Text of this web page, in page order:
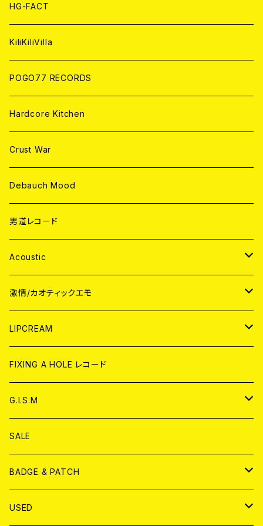
CD
ANALOG
HG-FACT
KiliKiliVilla
POGO77 RECORDS
Hardcore Kitchen
Crust War
Debauch Mood
男道レコード
Acoustic
JAPAN
CD
ANALOG
WORLD
CD
ANALOG
激情/カオティックエモ
JAPAN
CD
ANALOG
WORLD
CD
ANALOG
LIPCREAM
CD
アナログ
DVD
T-shirt & WEAR
FIXING A HOLE レコード
G.I.S.M
CD
ANALOG
T-SHIRT & WEAR
SALE
BADGE & PATCH
BADGE
USED